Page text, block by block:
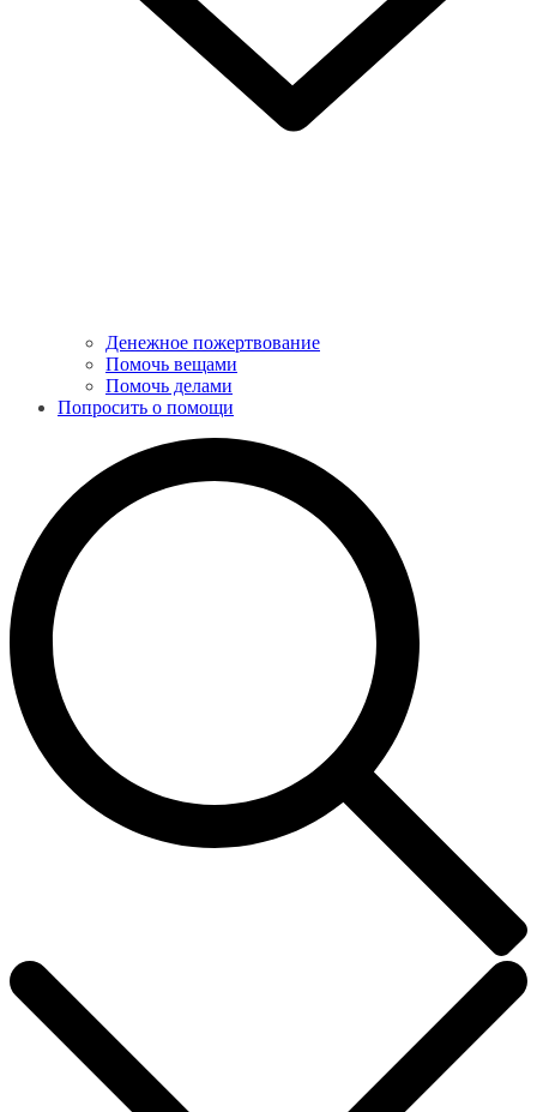
Денежное пожертвование
Помочь вещами
Помочь делами
Попросить о помощи